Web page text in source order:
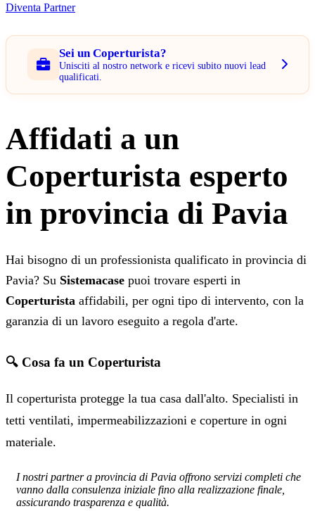
Diventa Partner
Sei un Coperturista?
Unisciti al nostro network e ricevi subito nuovi lead
qualificati.
Affidati a un
Coperturista esperto
in provincia di Pavia
Hai bisogno di un professionista qualificato in provincia di
Pavia? Su Sistemacase puoi trovare esperti in
Coperturista affidabili, per ogni tipo di intervento, con la
garanzia di un lavoro eseguito a regola d'arte.
🔍 Cosa fa un Coperturista
Il coperturista protegge la tua casa dall'alto. Specialisti in
tetti ventilati, impermeabilizzazioni e coperture in ogni
materiale.
I nostri partner a provincia di Pavia offrono servizi completi che
vanno dalla consulenza iniziale fino alla realizzazione finale,
assicurando trasparenza e qualità.